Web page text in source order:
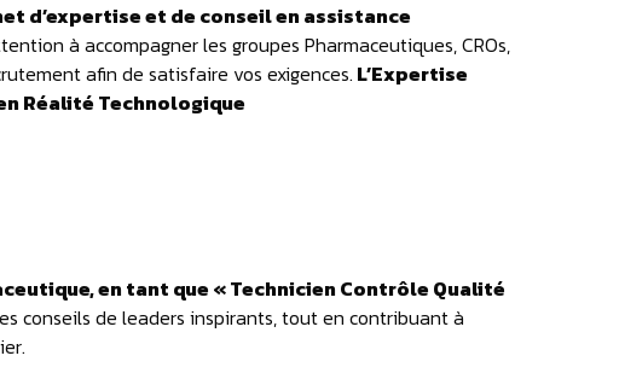
d’expertise et de conseil en assistance
à accompagner les groupes Pharmaceutiques, CROs,
afin de satisfaire vos exigences. L’Expertise
Réalité Technologique
en tant que « Technicien Contrôle Qualité
conseils de leaders inspirants, tout en contribuant à